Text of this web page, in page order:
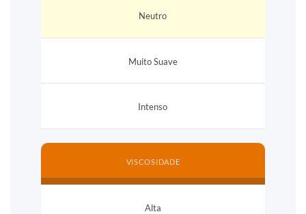
Neutro
Muito Suave
Intenso
VISCOSIDADE
Alta